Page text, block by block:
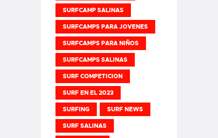
SURFCAMP SALINAS
SURFCAMPS PARA JOVENES
SURFCAMPS PARA NIÑOS
SURFCAMPS SALINAS
SURF COMPETICION
SURF EN EL 2023
SURFING SURF NEWS
SURF SALINAS